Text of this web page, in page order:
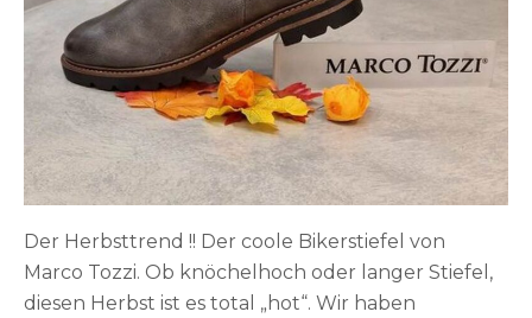
Der Herbsttrend !! Der coole Bikerstiefel von
Marco Tozzi. Ob knöchelhoch oder langer Stiefel,
diesen Herbst ist es total „hot“. Wir haben